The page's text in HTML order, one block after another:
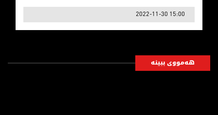
2022-11-30 15:00
هەمووی ببینە